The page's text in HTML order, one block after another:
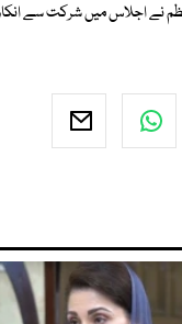
اجلاس میں شرکت سے انکار